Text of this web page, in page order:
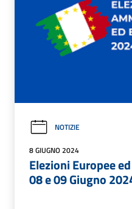
NOTIZIE
8 GIUGNO 2024
Elezioni Europee
08 e 09 Giugno